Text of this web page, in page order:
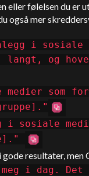
eller følelsen du er
også mer
i sosiale
og
som
i sosiale
resultater, men
meg i dag.